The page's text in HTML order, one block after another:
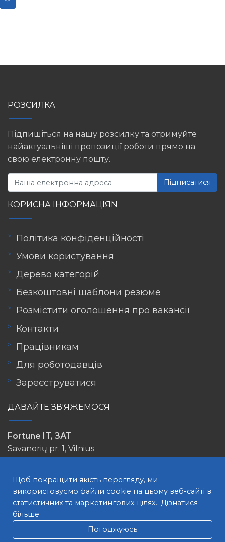
РОЗСИЛКА
Підпишіться на нашу розсилку та отримуйте
найактуальніші пропозиції роботи прямо на
свою електронну пошту.
Підписатися
КОРИСНА ІНФОРМАЦІЯN
Політика конфіденційності
Умови користування
Дерево категорій
Безкоштовні шаблони резюме
Розмістити оголошення про вакансії
Контакти
Працівникам
Для роботодавців
Зареєструватися
ДАВАЙТЕ ЗВ'ЯЖЕМОСЯ
Fortune IT, ЗАТ
Savanorių pr. 1, Vilnius
Щоб покращити якість перегляду, ми
використовуємо файли cookie на цьому веб-сайті в
статистичних та маркетингових цілях.. Дізнатися
більше
Погоджуюсь